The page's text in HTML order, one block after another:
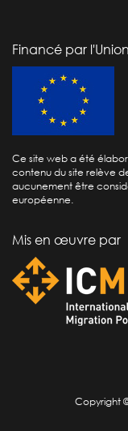
Financé par
Ce site web a été
contenu du site relève
aucunement être
européenne.
Mis en œuvre par
Copyright